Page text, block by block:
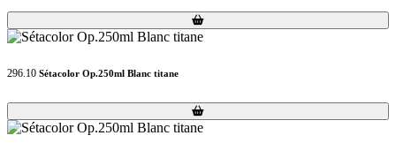
Loading...
Loading...
296.10 Sétacolor Op.250ml Blanc titane
Loading...
Loading...